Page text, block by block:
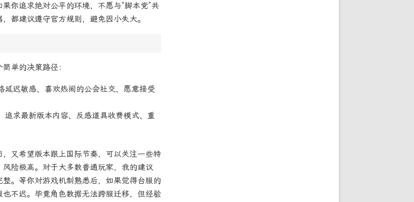
你追求绝对公平的环境，不愿与“脚本党”共
都建议遵守官方规则，避免因小失大。
单的决策路径：
延迟敏感、喜欢热闹的公会社交、愿意接受
追求最新版本内容、反感道具收费模式、重
又希望版本跟上国际节奏，可以关注一些特
险极高。对于大多数普通玩家，我的建议
。等你对游戏机制熟悉后，如果觉得台服的
不迟。毕竟角色数据无法跨服迁移，但经验